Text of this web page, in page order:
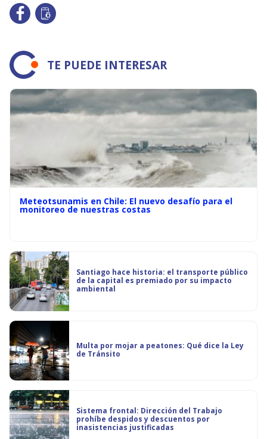
TE PUEDE INTERESAR
Meteotsunamis en Chile: El nuevo desafío para el
monitoreo de nuestras costas
Santiago hace historia: el transporte público
de la capital es premiado por su impacto
ambiental
Multa por mojar a peatones: Qué dice la Ley
de Tránsito
Sistema frontal: Dirección del Trabajo
prohíbe despidos y descuentos por
inasistencias justificadas